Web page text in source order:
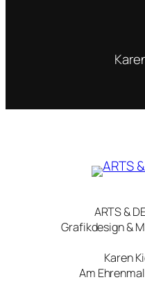
ARTS &
Grafikdesign &
Karen
Am